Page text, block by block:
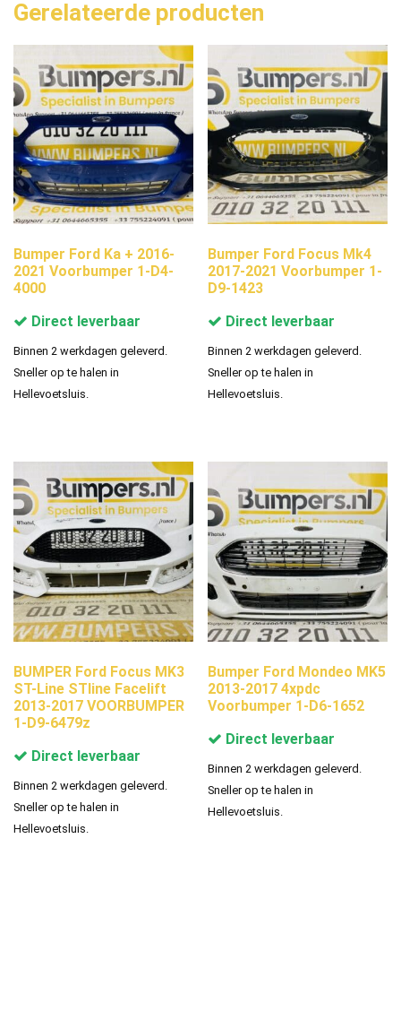
Gerelateerde producten
Bumper Ford Ka + 2016-
2021 Voorbumper 1-D4-
4000
Direct leverbaar
Binnen 2 werkdagen geleverd.
Sneller op te halen in
Hellevoetsluis.
Bumper Ford Focus Mk4
2017-2021 Voorbumper 1-
D9-1423
Direct leverbaar
Binnen 2 werkdagen geleverd.
Sneller op te halen in
Hellevoetsluis.
BUMPER Ford Focus MK3
ST-Line STline Facelift
2013-2017 VOORBUMPER
1-D9-6479z
Direct leverbaar
Binnen 2 werkdagen geleverd.
Sneller op te halen in
Hellevoetsluis.
Bumper Ford Mondeo MK5
2013-2017 4xpdc
Voorbumper 1-D6-1652
Direct leverbaar
Binnen 2 werkdagen geleverd.
Sneller op te halen in
Hellevoetsluis.